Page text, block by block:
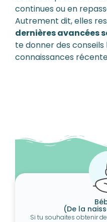
continues ou en
Autrement dit, elles
dernières avancées
te donner des conseils
connaissances
(De la
Si tu souhaites obtenir